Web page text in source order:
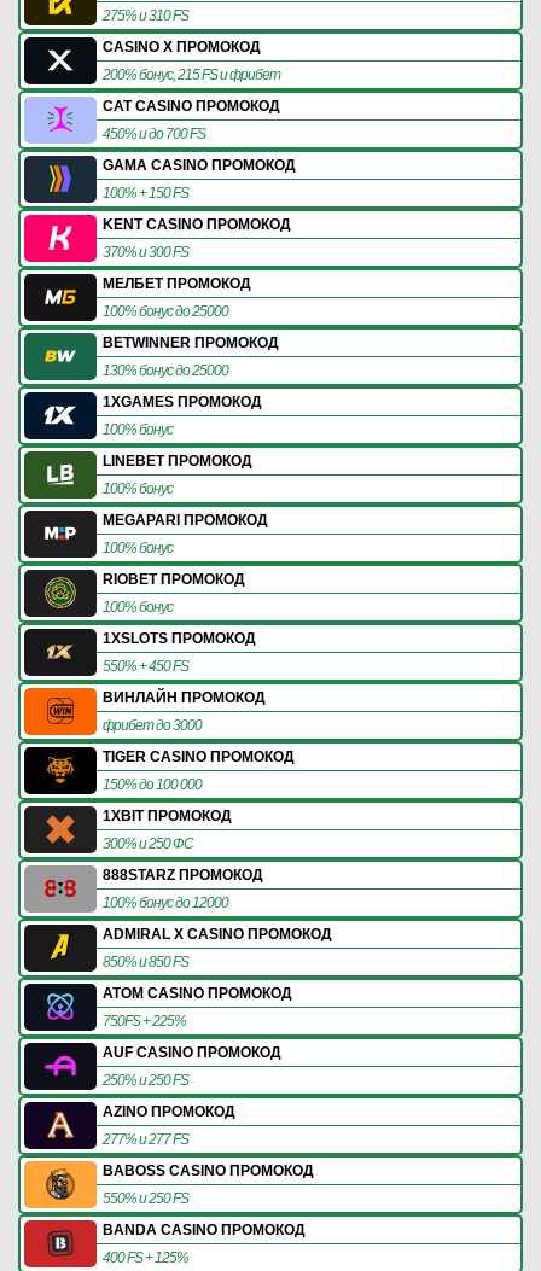
275% и 310 FS
CASINO X ПРОМОКОД
200% бонус, 215 FS и фрибет
CAT CASINO ПРОМОКОД
450% и до 700 FS
GAMA CASINO ПРОМОКОД
100% + 150 FS
KENT CASINO ПРОМОКОД
370% и 300 FS
МЕЛБЕТ ПРОМОКОД
100% бонус до 25000
BETWINNER ПРОМОКОД
130% бонус до 25000
1XGAMES ПРОМОКОД
100% бонус
LINEBET ПРОМОКОД
100% бонус
MEGAPARI ПРОМОКОД
100% бонус
RIOBET ПРОМОКОД
100% бонус
1XSLOTS ПРОМОКОД
550% + 450 FS
ВИНЛАЙН ПРОМОКОД
фрибет до 3000
TIGER CASINO ПРОМОКОД
150% до 100 000
1XBIT ПРОМОКОД
300% и 250 ФС
888STARZ ПРОМОКОД
100% бонус до 12000
ADMIRAL X CASINO ПРОМОКОД
850% и 850 FS
ATOM CASINO ПРОМОКОД
750FS + 225%
AUF CASINO ПРОМОКОД
250% и 250 FS
AZINO ПРОМОКОД
277% и 277 FS
BABOSS CASINO ПРОМОКОД
550% и 250 FS
BANDA CASINO ПРОМОКОД
400 FS + 125%